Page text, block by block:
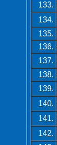
133.
134.
135.
136.
137.
138.
139.
140.
141.
142.